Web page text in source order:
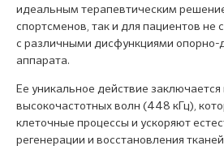
идеальным терапевтическим
спортсменов, так и для пациентов не
с различными дисфункциями опорно-
аппарата.
Ее уникальное действие
высокочастотных волн (448 кГц),
клеточные процессы и ускоряют
регенерации и восстановления